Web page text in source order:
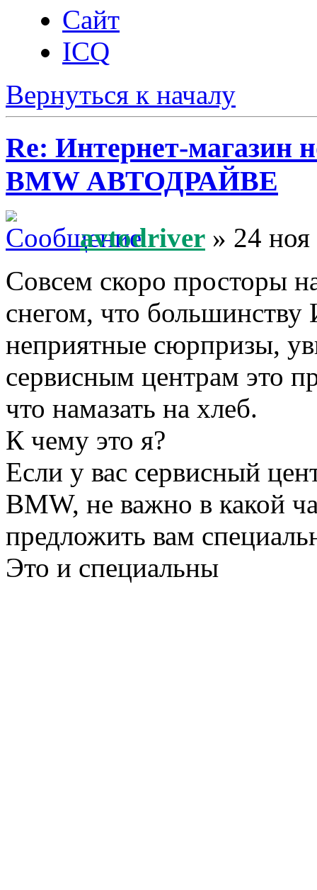
Сайт
ICQ
Вернуться к началу
Re: Интернет-магазин
BMW АВТОДРАЙВЕ
avtodriver » 24
Совсем скоро просторы
снегом, что
неприятные сюрпризы,
сервисным центрам это
что намазать на хлеб.
К чему это я?
Если у вас сервисный
BMW, не важно в какой
предложить вам
Это и специальны